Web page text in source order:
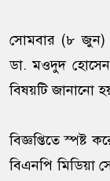
সোমবার (৮ জুন)
ডা. মওদুদ হোসেন
বিষয়টি জানানো
বিজ্ঞপ্তিতে স্পষ্ট
বিএনপি মিডিয়া